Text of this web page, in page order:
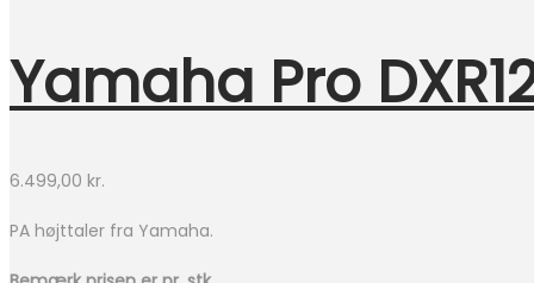
Yamaha Pro
6.499,00 kr.
PA højttaler fra Yamaha.